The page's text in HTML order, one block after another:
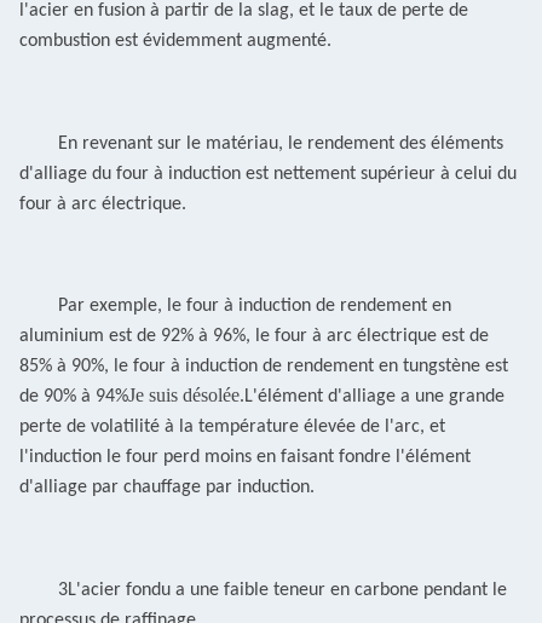
l'acier en fusion à partir de la slag, et le taux de perte de
combustion est évidemment augmenté.
En revenant sur le matériau, le rendement des éléments
d'alliage du four à induction est nettement supérieur à celui du
four à arc électrique.
Par exemple, le four à induction de rendement en
aluminium est de 92% à 96%, le four à arc électrique est de
85% à 90%, le four à induction de rendement en tungstène est
de 90% à 94%Je suis désolée.L'élément d'alliage a une grande
perte de volatilité à la température élevée de l'arc, et
l'induction le four perd moins en faisant fondre l'élément
d'alliage par chauffage par induction.
3L'acier fondu a une faible teneur en carbone pendant le